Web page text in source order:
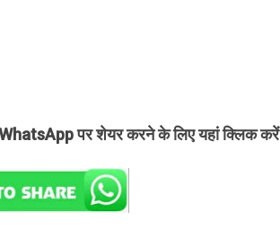
पर शेयर करने के लिए यहां क्लिक करें